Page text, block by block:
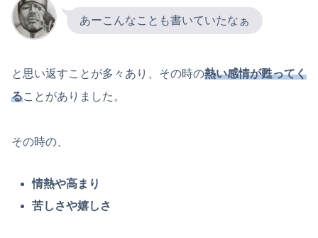
あーこんなことも書いていたなぁ
と思い返すことが多々あり、その時の熱い感情が甦ってく
ることがありました。
その時の、
情熱や高まり
苦しさや嬉しさ